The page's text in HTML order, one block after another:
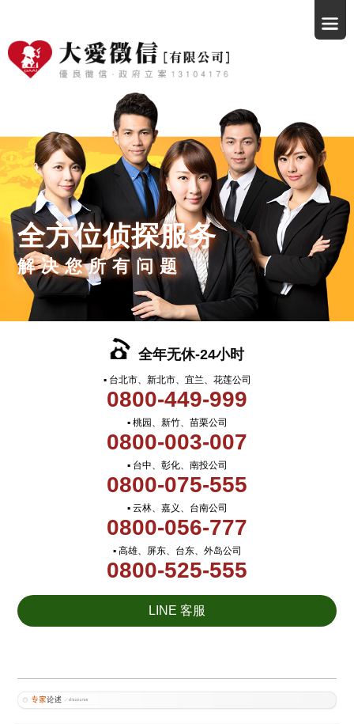
全方位侦探服务
解决您所有问题
全年无休-24小时
▪ 台北市、新北市、宜兰、花莲公司
0800-449-999
▪ 桃园、新竹、苗栗公司
0800-003-007
▪ 台中、彰化、南投公司
0800-075-555
▪ 云林、嘉义、台南公司
0800-056-777
▪ 高雄、屏东、台东、外岛公司
0800-525-555
LINE 客服